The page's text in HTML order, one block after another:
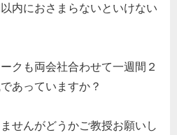
内におさまらないといけない
クも両会社合わせて一週間２
あっていますか？
せんがどうかご教授お願いし